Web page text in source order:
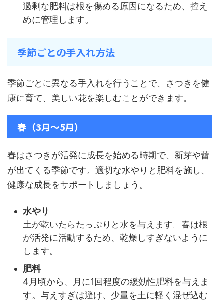
過剰な肥料は根を傷める原因になるため、控え
めに管理します。
季節ごとの手入れ方法
季節ごとに異なる手入れを行うことで、さつきを健
康に育て、美しい花を楽しむことができます。
春（3月〜5月）
春はさつきが活発に成長を始める時期で、新芽や蕾
が出てくる季節です。適切な水やりと肥料を施し、
健康な成長をサポートしましょう。
水やり
土が乾いたらたっぷりと水を与えます。春は根
が活発に活動するため、乾燥しすぎないように
します。
肥料
4月頃から、月に1回程度の緩効性肥料を与えま
す。与えすぎは避け、少量を土に軽く混ぜ込む